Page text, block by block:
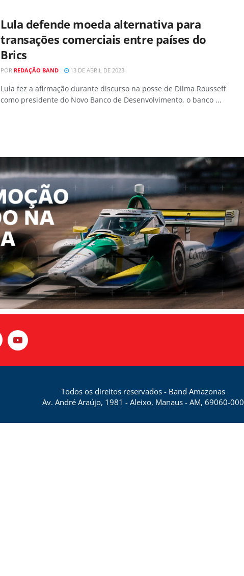
Lula defende moeda alternativa para
transações comerciais entre países do
Brics
POR REDAÇÃO BAND 13 DE ABRIL DE 2023
Lula fez a afirmação durante discurso na posse de Dilma Rousseff
como presidente do Novo Banco de Desenvolvimento, o banco ...
Todos os direitos reservados - Band Amazonas
Av. André Araújo, 1981 - Aleixo, Manaus - AM, 69060-000